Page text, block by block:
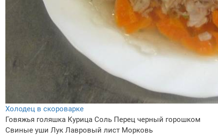
Холодец в скороварке
Говяжья голяшка Курица Соль Перец черный горошком
Свиные уши Лук Лавровый лист Морковь